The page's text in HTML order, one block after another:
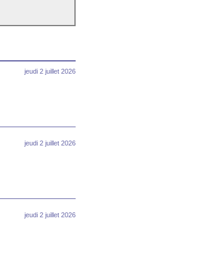
jeudi 2 juillet 2026
jeudi 2 juillet 2026
jeudi 2 juillet 2026